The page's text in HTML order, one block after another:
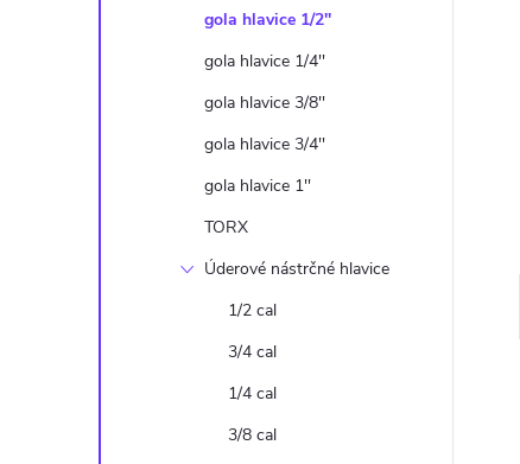
gola hlavice 1/2''
gola hlavice 1/4''
gola hlavice 3/8''
gola hlavice 3/4''
gola hlavice 1''
TORX
Úderové nástrčné hlavice
1/2 cal
3/4 cal
1/4 cal
3/8 cal